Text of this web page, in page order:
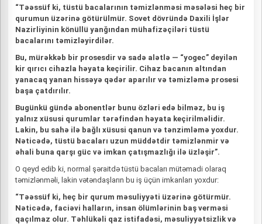
“Təəssüf ki, tüstü bacalarının təmizlənməsi məsələsi heç bir
qurumun üzərinə götürülmür. Sovet dövründə Daxili İşlər
Nazirliyinin könüllü yanğından mühafizəçiləri tüstü
bacalarını təmizləyirdilər.
Bu, mürəkkəb bir prosesdir və sadə alətlə — “yogec” deyilən
kir qırıcı cihazla həyata keçirilir. Cihaz bacanın altından
yanacaq yanan hissəyə qədər aparılır və təmizləmə prosesi
başa çatdırılır.
Bugünkü gündə abonentlər bunu özləri edə bilməz, bu iş
yalnız xüsusi qurumlar tərəfindən həyata keçirilməlidir.
Lakin, bu sahə ilə bağlı xüsusi qanun və tənzimləmə yoxdur.
Nəticədə, tüstü bacaları uzun müddətdir təmizlənmir və
əhali buna qarşı güc və imkan çatışmazlığı ilə üzləşir”.
O qeyd edib ki, normal şəraitdə tüstü bacaları mütəmadi olaraq
təmizlənməli, lakin vətəndaşların bu iş üçün imkanları yoxdur:
“Təəssüf ki, heç bir qurum məsuliyyəti üzərinə götürmür.
Nəticədə, faciəvi halların, insan ölümlərinin baş verməsi
qaçılmaz olur. Təhlükəli qaz istifadəsi, məsuliyyətsizlik və